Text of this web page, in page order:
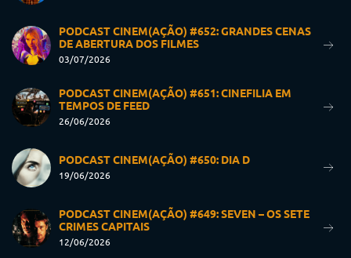
PODCAST CINEM(AÇÃO) #652: GRANDES CENAS
DE ABERTURA DOS FILMES
03/07/2026
PODCAST CINEM(AÇÃO) #651: CINEFILIA EM
TEMPOS DE FEED
26/06/2026
PODCAST CINEM(AÇÃO) #650: DIA D
19/06/2026
PODCAST CINEM(AÇÃO) #649: SEVEN – OS SETE
CRIMES CAPITAIS
12/06/2026